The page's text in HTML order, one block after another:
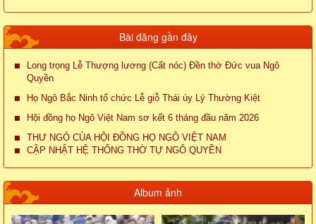
Bài đăng gần đây
Long trọng Lễ Thượng lương (Cất nóc) Đền thờ Đức vua Ngô
Quyền
Họ Ngô Bắc Ninh tổ chức Lễ giỗ Thái úy Lý Thường Kiệt
Hội đồng họ Ngô Việt Nam sơ kết 6 tháng đầu năm 2026
THƯ NGỎ CỦA HỘI ĐỒNG HỌ NGÔ VIỆT NAM
CẬP NHẬT HỆ THỐNG THỜ TỰ NGÔ QUYỀN
Album ảnh